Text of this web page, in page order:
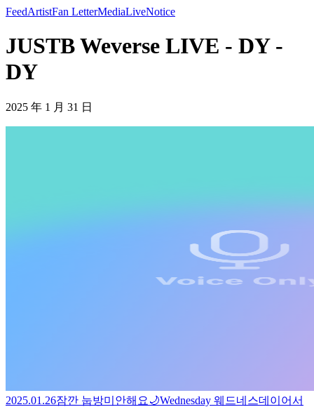
FeedArtistFan LetterMediaLiveNotice
JUSTB Weverse LIVE - DY -
DY
2025 年 1 月 31 日
2025.01.26잠깐 눕방미안해요 🌙Wednesday 웨드네스데이 어서